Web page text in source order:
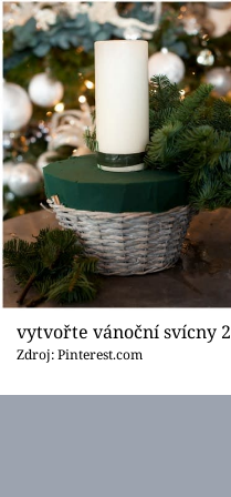
Přihlášení
Sledujte nás
vytvořte vánoční svícny 2
Zdroj: Pinterest.com